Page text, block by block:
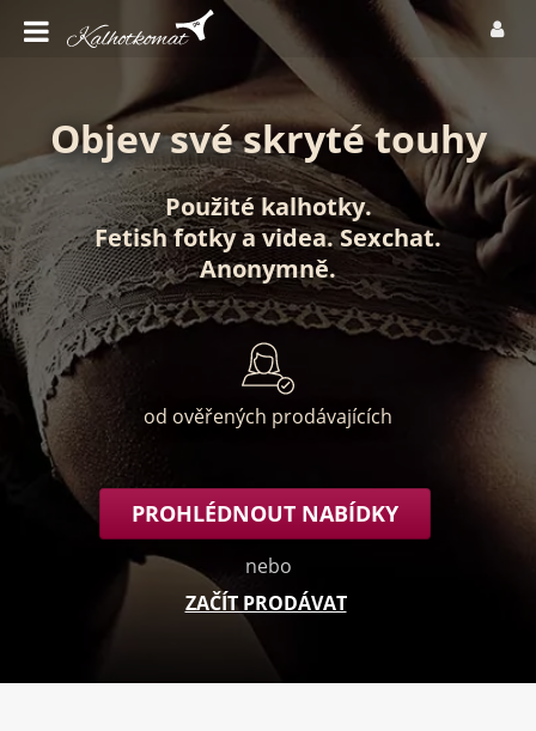
Objev své skryté touhy
Použité kalhotky.
Fetish fotkyavidea.Sexchat.
Anonymně.
od ověřených prodávajících
PROHLÉDNOUT NABÍDKY
nebo
ZAČÍT PRODÁVAT